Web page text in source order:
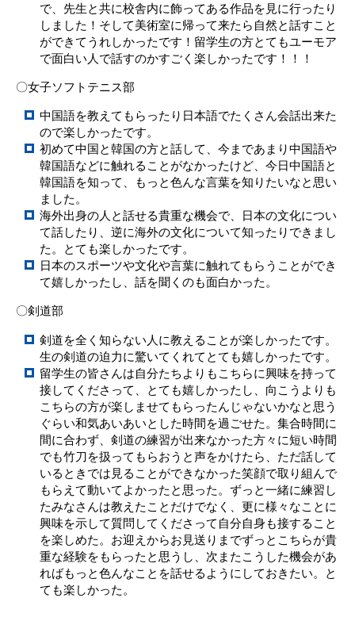
で、先生と共に校舎内に飾ってある作品を見に行ったり
しました！そして美術室に帰って来たら自然と話すこと
ができてうれしかったです！留学生の方とてもユーモア
で面白い人で話すのかすごく楽しかったです！！！
〇女子ソフトテニス部
中国語を教えてもらったり日本語でたくさん会話出来た
ので楽しかったです。
初めて中国と韓国の方と話して、今まであまり中国語や
韓国語などに触れることがなかったけど、今日中国語と
韓国語を知って、もっと色んな言葉を知りたいなと思い
ました。
海外出身の人と話せる貴重な機会で、日本の文化につい
て話したり、逆に海外の文化について知ったりできまし
た。とても楽しかったです。
日本のスポーツや文化や言葉に触れてもらうことができ
て嬉しかったし、話を聞くのも面白かった。
〇剣道部
剣道を全く知らない人に教えることが楽しかったです。
生の剣道の迫力に驚いてくれてとても嬉しかったです。
留学生の皆さんは自分たちよりもこちらに興味を持って
接してくださって、とても嬉しかったし、向こうよりも
こちらの方が楽しませてもらったんじゃないかなと思う
ぐらい和気あいあいとした時間を過ごせた。集合時間に
間に合わず、剣道の練習が出来なかった方々に短い時間
でも竹刀を扱ってもらおうと声をかけたら、ただ話して
いるときでは見ることができなかった笑顔で取り組んで
もらえて動いてよかったと思った。ずっと一緒に練習し
たみなさんは教えたことだけでなく、更に様々なことに
興味を示して質問してくださって自分自身も接すること
を楽しめた。お迎えからお見送りまでずっとこちらが貴
重な経験をもらったと思うし、次またこうした機会があ
ればもっと色んなことを話せるようにしておきたい。と
ても楽しかった。